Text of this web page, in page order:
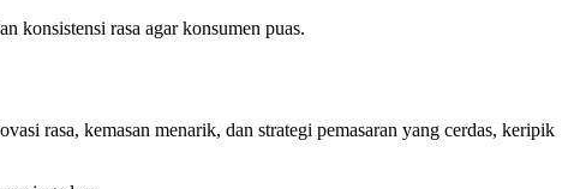
konsistensi rasa agar konsumen puas.
rasa, kemasan menarik, dan strategi pemasaran yang cerdas, keripik